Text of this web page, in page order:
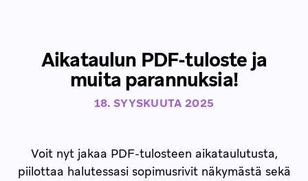
Aikataulun PDF-tuloste ja
muita parannuksia!
18. SYYSKUUTA 2025
Voit nyt jakaa PDF-tulosteen aikataulutusta,
piilottaa halutessasi sopimusrivit näkymästä sekä